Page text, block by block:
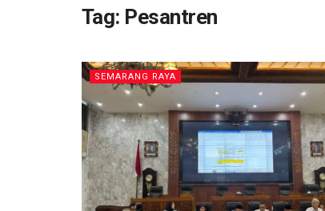
Tag: Pesantren
SEMARANG RAYA